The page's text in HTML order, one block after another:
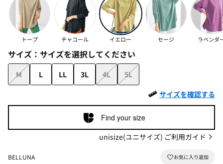
トープ チャコール イエロー セージ ラベンダ
サイズ： サイズを選択してください
M L LL 3L 4L
5L
サイズを確認する
Find your size
unisize(ユニサイズ) ご利用ガイド
BELLUNA